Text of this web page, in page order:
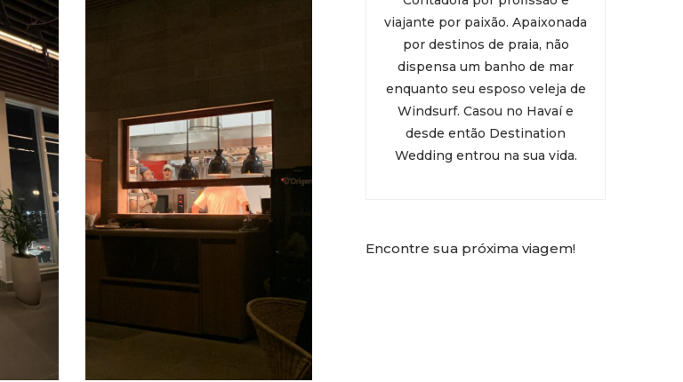
viajante por paixão. Apaixonada
por destinos de praia, não
dispensa um banho de mar
enquanto seu esposo veleja de
Windsurf. Casou no Havaí e
desde então Destination
Wedding entrou na sua vida.
Encontre sua próxima viagem!